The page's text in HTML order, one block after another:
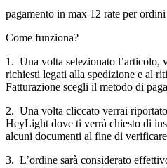
pagamento in max 12 rate per
Come funziona?
1. Una volta selezionato l’articolo,
richiesti legati alla spedizione e al
Fatturazione scegli il metodo di
2. Una volta cliccato verrai
HeyLight dove ti verrà chiesto di
alcuni documenti al fine di
3. L’ordine sarà considerato